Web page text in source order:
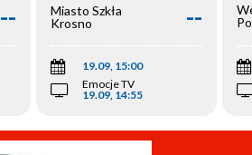
--
Miasto Szkła
Krosno
--
19.09, 15:00
Emocje TV
19.09, 14:55